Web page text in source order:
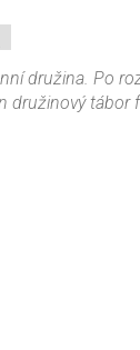
družina. Po
družinový tábor